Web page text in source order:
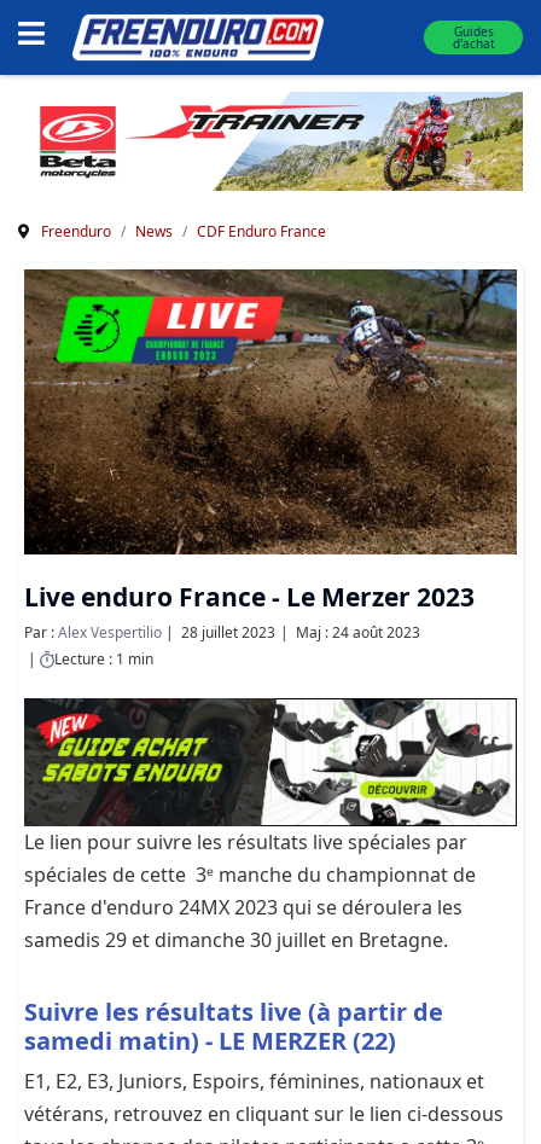
Guides
d'achat
Freenduro News CDF Enduro France
Live enduro France - Le Merzer 2023
Par :Alex Vespertilio 28 juillet 2023
Maj : 24 août 2023
Lecture : 1 min
Le lien pour suivre les résultats live spéciales par
spéciales de cette 3ᵉ manche du championnat de
France d'enduro 24MX 2023 qui se déroulera les
samedis 29 et dimanche 30 juillet en Bretagne.
Suivre les résultats live (à partir de
samedi matin) - LE MERZER (22)
E1, E2, E3, Juniors, Espoirs, féminines, nationaux et
vétérans, retrouvez en cliquant sur le lien ci-dessous